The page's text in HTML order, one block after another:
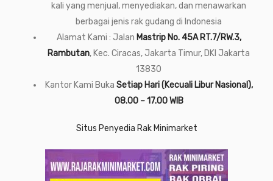
kali yang menjual, menyediakan, dan menawarkan
berbagai jenis rak gudang di Indonesia
Alamat Kami : Jalan Mastrip No. 45A RT.7/RW.3,
Rambutan, Kec. Ciracas, Jakarta Timur, DKI Jakarta
13830
Kantor Kami Buka Setiap Hari (Kecuali Libur Nasional),
08.00 – 17.00 WIB
Situs Penyedia Rak Minimarket